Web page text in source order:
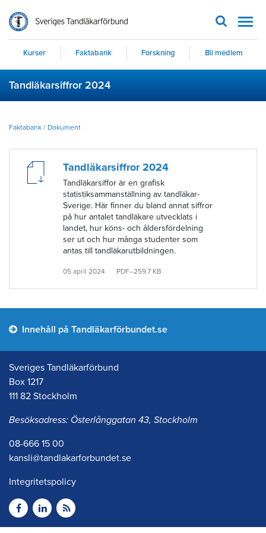
Kurser Faktabank Forskning Bli medlem
Tandläkarsiffror 2024
Faktabank / Dokument
Tandläkarsiffror 2024
Tandläkarsiffor är en grafisk
statistiksammanställning av tandläkar-
Sverige. Här finner du bland annat siffror
på hur antalet tandläkare utvecklats i
landet, hur köns- och åldersfördelning
ser ut och hur många studenter som
antas till tandläkarutbildningen.
05 april 2024 PDF–259.7 KB
Innehåll på Tandläkarförbundet.se
Sveriges Tandläkarförbund
Box 1217
111 82 Stockholm
Besöksadress: Österlånggatan 43, Stockholm
08-666 15 00
kansli@tandlakarforbundet.se
Integritetspolicy